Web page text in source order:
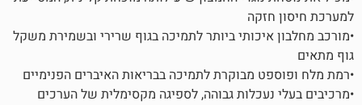
ביותר לתמיכה בגוף שרירי ובשמירת משקל
מבוקרת לתמיכה בבריאות האיברים הפנימיים
גבוהה, לספיגה מקסימלית של הערכים